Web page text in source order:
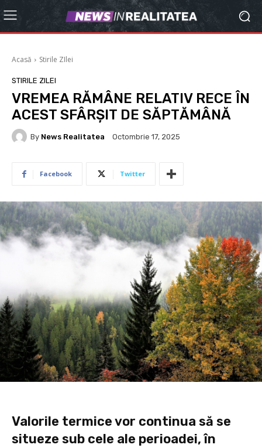
Acasă Stirile ZIlei
STIRILE ZILEI
VREMEA RĂMÂNE RELATIV RECE ÎN
ACEST SFÂRŞIT DE SĂPTĂMÂNĂ
By News Realitatea Octombrie 17, 2025
Facebook Twitter
Valorile termice vor continua să se
situeze sub cele ale perioadei, în